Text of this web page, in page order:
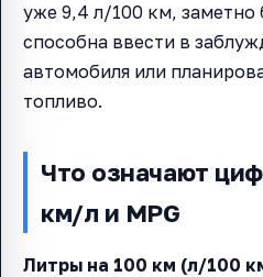
уже 9,4 л/100 км, заметно
способна ввести в
автомобиля или
топливо.
Что означают
км/л и MPG
Литры на 100 км (л/100